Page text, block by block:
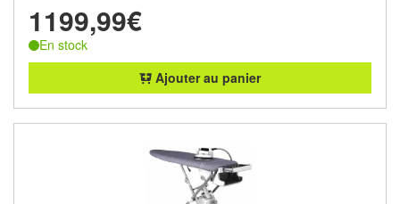
1199,99€
En stock
Ajouter au panier